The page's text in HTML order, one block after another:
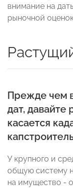
внимание на
рыночной
Прежде чем
дат, давайте
касается
У крупного и
общую систему
на имущество -